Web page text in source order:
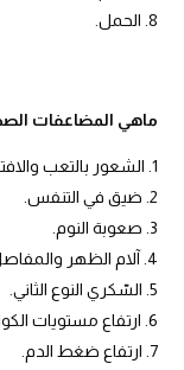
الحمل.
ماهي المضاعفات
الشعور بالتعب
ضيق في التنفس.
صعوبة النوم.
آلام الظهر
السّكري النوع الثاني.
ارتفاع مستويات
ارتفاع ضغط الدم.